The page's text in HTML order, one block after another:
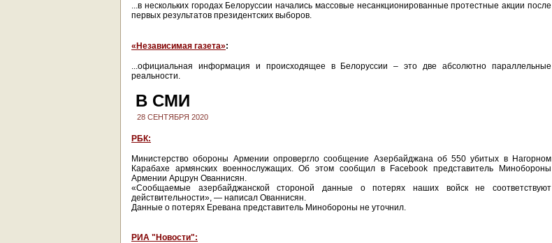
...в нескольких городах Белоруссии начались массовые несанкционированные протестные акции после
первых результатов президентских выборов.
«Независимая газета»:
...официальная информация и происходящее в Белоруссии – это две абсолютно параллельные
реальности.
В СМИ
28 СЕНТЯБРЯ 2020
РБК:
Министерство обороны Армении опровергло сообщение Азербайджана об 550 убитых в Нагорном
Карабахе армянских военнослужащих. Об этом сообщил в Facebook представитель Минобороны
Армении Арцрун Ованнисян.
«Сообщаемые азербайджанской стороной данные о потерях наших войск не соответствуют
действительности», — написал Ованнисян.
Данные о потерях Еревана представитель Минобороны не уточнил.
РИА "Новости":